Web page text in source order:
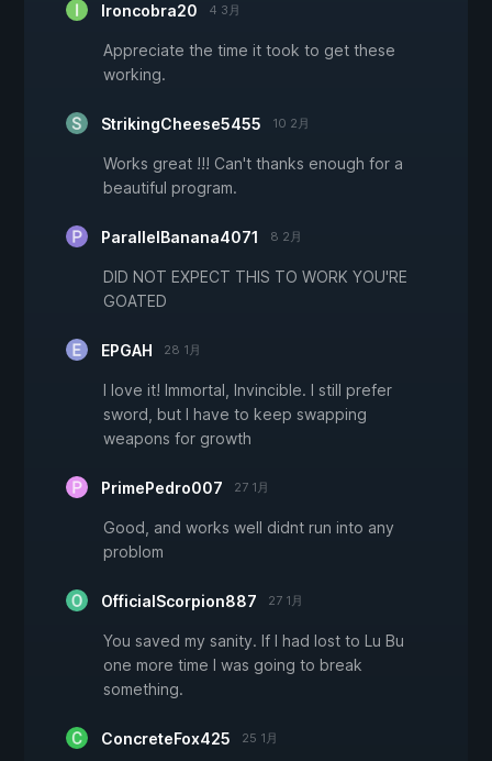
Ironcobra20 4 3月
Appreciate the time it took to get these
working.
StrikingCheese5455 10 2月
Works great !!! Can't thanks enough for a
beautiful program.
ParallelBanana4071 8 2月
DID NOT EXPECT THIS TO WORK YOU'RE
GOATED
EPGAH 28 1月
I love it! Immortal, Invincible. I still prefer
sword, but I have to keep swapping
weapons for growth
PrimePedro007 27 1月
Good, and works well didnt run into any
problom
OfficialScorpion887 27 1月
You saved my sanity. If I had lost to Lu Bu
one more time I was going to break
something.
ConcreteFox425 25 1月